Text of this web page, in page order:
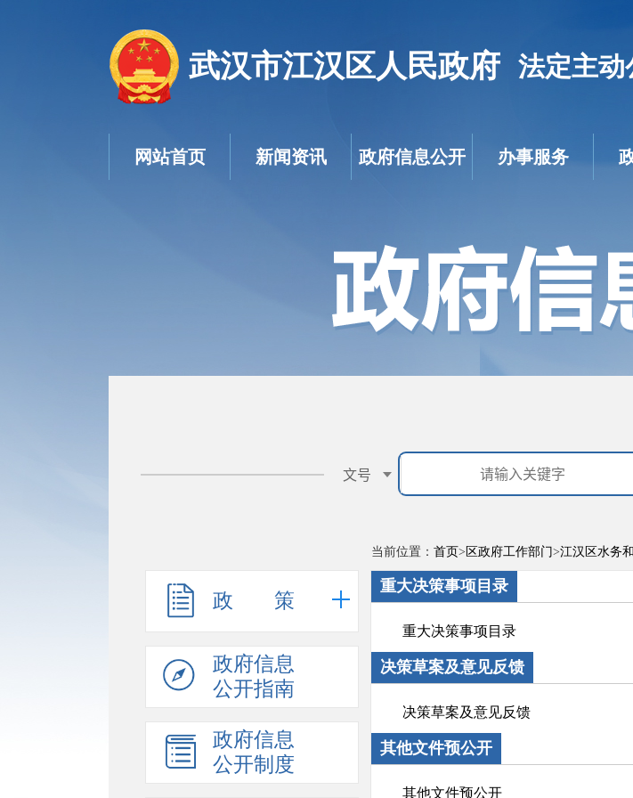
武汉市江汉区人民政府 法定主动
网站首页 新闻资讯 政府信息公开 办事服务
政 策
政府信息
公开指南
政府信息
公开制度
当前位置： 首页> 区政府工作部门>江汉区水务
重大决策事项目录
重大决策事项目录
决策草案及意见反馈
决策草案及意见反馈
其他文件预公开
其他文件预公开